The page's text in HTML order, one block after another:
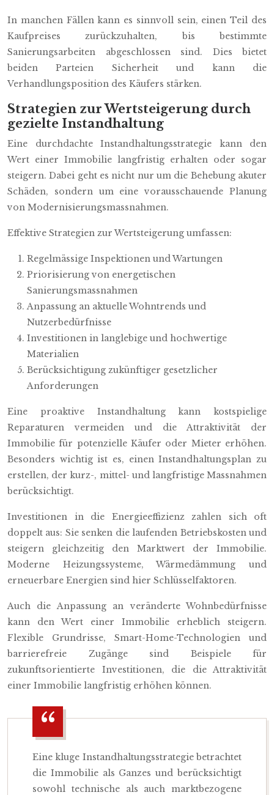
In manchen Fällen kann es sinnvoll sein, einen Teil des
Kaufpreises zurückzuhalten, bis bestimmte
Sanierungsarbeiten abgeschlossen sind. Dies bietet
beiden Parteien Sicherheit und kann die
Verhandlungsposition des Käufers stärken.
Strategien zur Wertsteigerung durch
gezielte Instandhaltung
Eine durchdachte Instandhaltungsstrategie kann den
Wert einer Immobilie langfristig erhalten oder sogar
steigern. Dabei geht es nicht nur um die Behebung akuter
Schäden, sondern um eine vorausschauende Planung
von Modernisierungsmassnahmen.
Effektive Strategien zur Wertsteigerung umfassen:
Regelmässige Inspektionen und Wartungen
Priorisierung von energetischen
Sanierungsmassnahmen
Anpassung an aktuelle Wohntrends und
Nutzerbedürfnisse
Investitionen in langlebige und hochwertige
Materialien
Berücksichtigung zukünftiger gesetzlicher
Anforderungen
Eine proaktive Instandhaltung kann kostspielige
Reparaturen vermeiden und die Attraktivität der
Immobilie für potenzielle Käufer oder Mieter erhöhen.
Besonders wichtig ist es, einen Instandhaltungsplan zu
erstellen, der kurz-, mittel- und langfristige Massnahmen
berücksichtigt.
Investitionen in die Energieeffizienz zahlen sich oft
doppelt aus: Sie senken die laufenden Betriebskosten und
steigern gleichzeitig den Marktwert der Immobilie.
Moderne Heizungssysteme, Wärmedämmung und
erneuerbare Energien sind hier Schlüsselfaktoren.
Auch die Anpassung an veränderte Wohnbedürfnisse
kann den Wert einer Immobilie erheblich steigern.
Flexible Grundrisse, Smart-Home-Technologien und
barrierefreie Zugänge sind Beispiele für
zukunftsorientierte Investitionen, die die Attraktivität
einer Immobilie langfristig erhöhen können.
Eine kluge Instandhaltungsstrategie betrachtet
die Immobilie als Ganzes und berücksichtigt
sowohl technische als auch marktbezogene